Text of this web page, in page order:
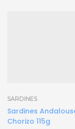
SARDINES
Sardines
Chorizo 115g